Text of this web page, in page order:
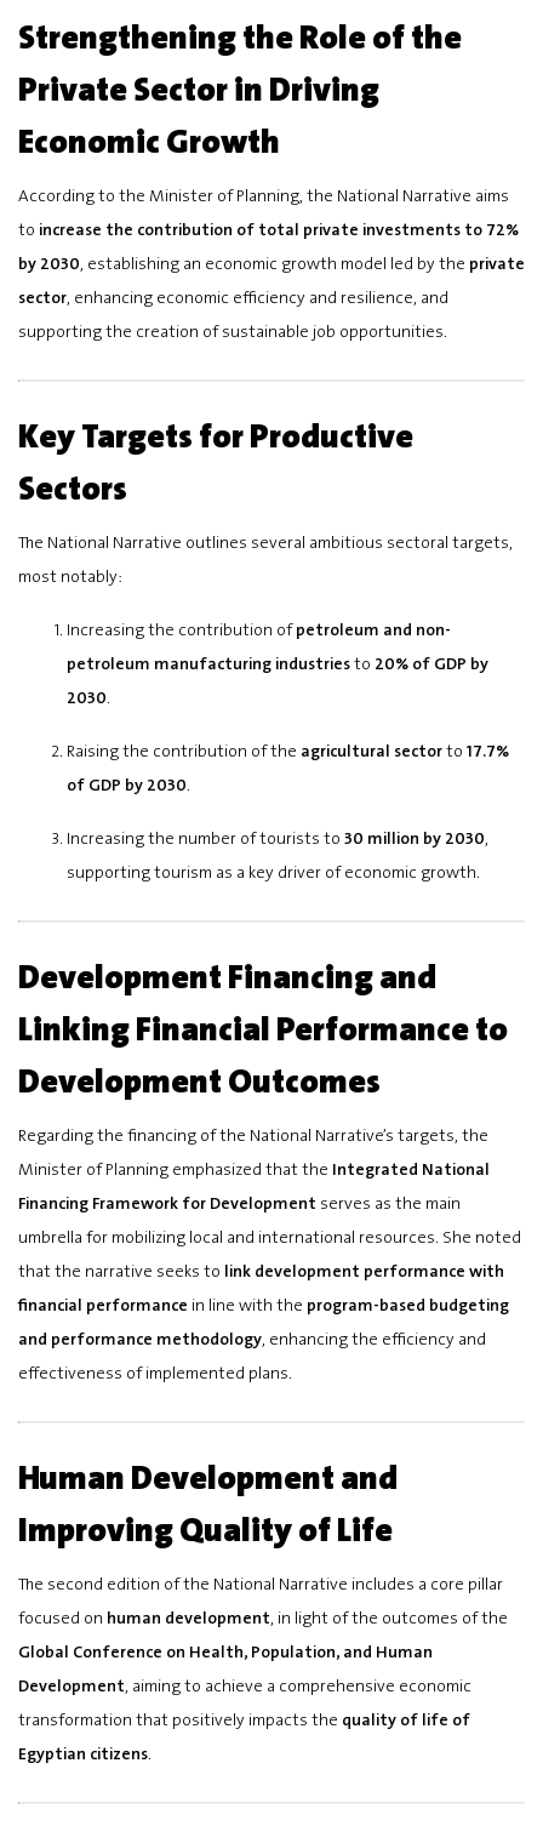
Strengthening the Role of the
Private Sector in Driving
Economic Growth
According to the Minister of Planning, the National Narrative aims
to increase the contribution of total private investments to 72%
by 2030, establishing an economic growth model led by the private
sector, enhancing economic efficiency and resilience, and
supporting the creation of sustainable job opportunities.
Key Targets for Productive
Sectors
The National Narrative outlines several ambitious sectoral targets,
most notably:
Increasing the contribution ofpetroleum and non-
petroleum manufacturing industriesto 20% of GDP by
2030.
Raising the contribution of the agricultural sectorto17.7%
of GDP by 2030.
Increasing the number of tourists to30 million by 2030,
supporting tourism as a key driver of economic growth.
Development Financing and
Linking Financial Performance to
Development Outcomes
Regarding the financing of the National Narrative’s targets, the
Minister of Planning emphasized that the Integrated National
Financing Framework for Development serves as the main
umbrella for mobilizing local and international resources. She noted
that the narrative seeks to link development performance with
financial performance in line with the program-based budgeting
and performance methodology, enhancing the efficiency and
effectiveness of implemented plans.
Human Development and
Improving Quality of Life
The second edition of the National Narrative includes a core pillar
focused on human development, in light of the outcomes of the
Global Conference on Health, Population, and Human
Development, aiming to achieve a comprehensive economic
transformation that positively impacts the quality of life of
Egyptian citizens.